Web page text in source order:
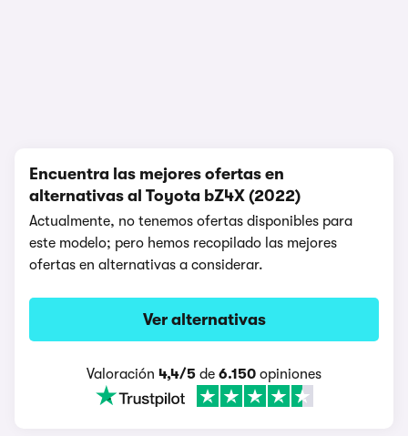
Encuentra las mejores ofertas en
alternativas al Toyota bZ4X (2022)
Actualmente, no tenemos ofertas disponibles para
este modelo; pero hemos recopilado las mejores
ofertas en alternativas a considerar.
Ver alternativas
Valoración 4,4/5 de 6.150 opiniones